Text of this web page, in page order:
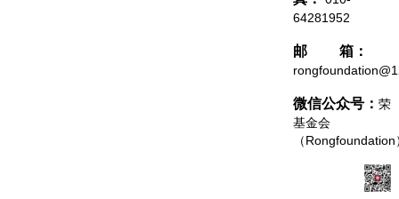
64281952
邮 箱：
微信公众号： 荣
基金会
（Rongfoundation